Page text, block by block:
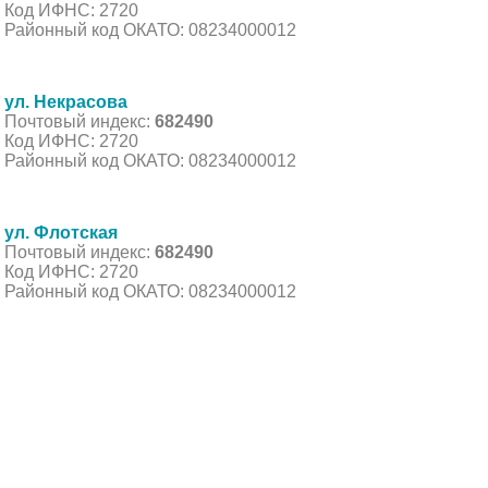
Код ИФНС: 2720
Районный код ОКАТО: 08234000012
ул. Некрасова
Почтовый индекс: 682490
Код ИФНС: 2720
Районный код ОКАТО: 08234000012
ул. Флотская
Почтовый индекс: 682490
Код ИФНС: 2720
Районный код ОКАТО: 08234000012